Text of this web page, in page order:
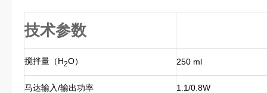
技术参数
搅拌量（H2O） 250 ml
马达输入/输出功率 1.1/0.8W